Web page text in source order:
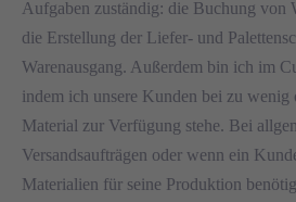
Aufgaben zuständig: die Buchung von
die Erstellung der Liefer- und
Warenausgang. Außerdem bin ich im
indem ich unsere Kunden bei zu wenig
Material zur Verfügung stehe. Bei
Versandsaufträgen oder wenn ein
Materialien für seine Produktion